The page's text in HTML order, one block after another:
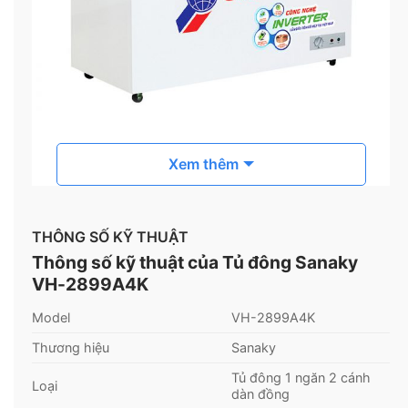
Một số tính năng nổi bật
– Tủ có thiết kế 1 ngăn đông và 2 cánh mở kiểu
vali. Mặt trên của cánh tủ được làm bằng kính
cường lực, mặt kính phẳng sang trọng, tiện lợi khi
sử dụng. Mặt kính bền màu theo thời gian cũng rất
– Dung tích tổng thể của tủ là 280 lít, dung tích sử
Xem thêm
THÔNG SỐ KỸ THUẬT
Thông số kỹ thuật của Tủ đông Sanaky
VH-2899A4K
Model
VH-2899A4K
Thương hiệu
Sanaky
Loại
Tủ đông 1 ngăn 2 cánh
dàn đồng